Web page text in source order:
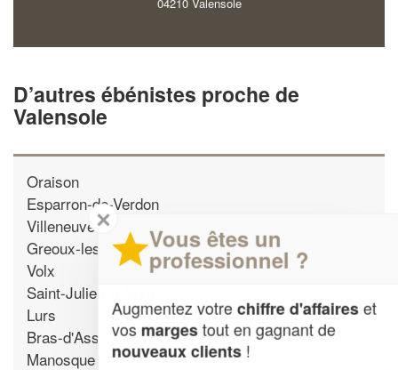
D’autres ébénistes proche de
Valensole
Oraison
Esparron-de-Verdon
Villeneuve
Greoux-les-Bains
Volx
Saint-Julien-d'Asse
Lurs
Bras-d'Asse
Manosque
✕
Vous êtes un
professionnel ?
Augmentez votrechiffre d'affaireset
vosmargestout en gagnant de
nouveaux clients!